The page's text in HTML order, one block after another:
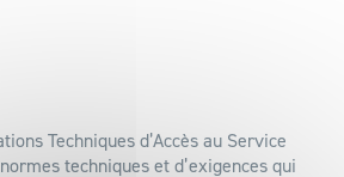
Techniques d’Accès au Service
techniques et d’exigences qui